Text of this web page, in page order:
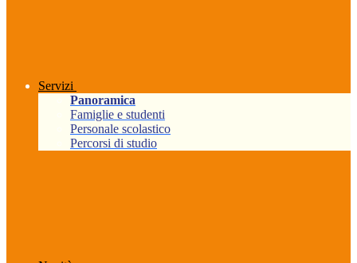
Servizi
Panoramica
Famiglie e studenti
Personale scolastico
Percorsi di studio